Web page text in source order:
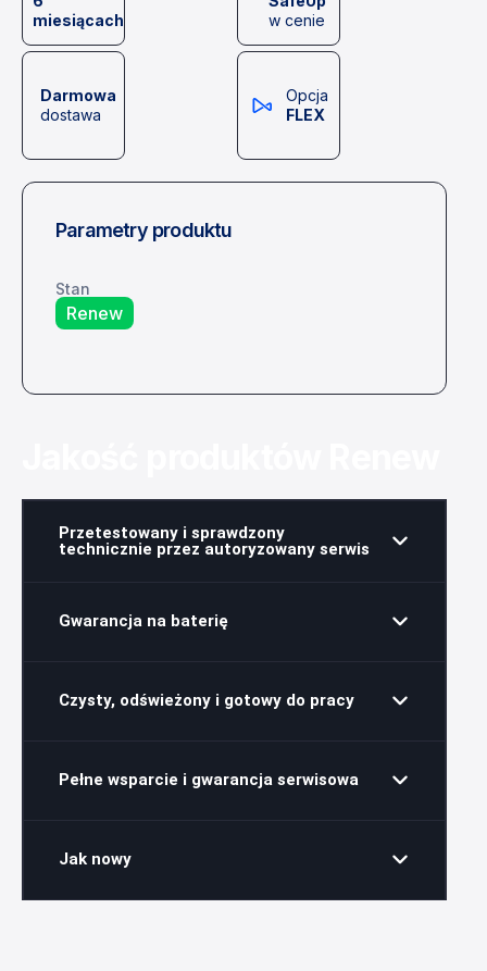
miesiącach
w cenie
Darmowa
dostawa
Opcja
FLEX
Parametry produktu
Stan
Renew
Przetestowany i sprawdzony
technicznie przez autoryzowany serwis
Gwarancja na baterię
Czysty, odświeżony i gotowy do pracy
Pełne wsparcie i gwarancja serwisowa
Jak nowy